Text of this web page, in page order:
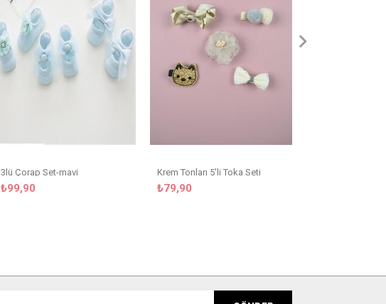
3lü Çorap Set-mavi
₺99,90
Krem Tonları 5'li Toka Seti
₺79,90